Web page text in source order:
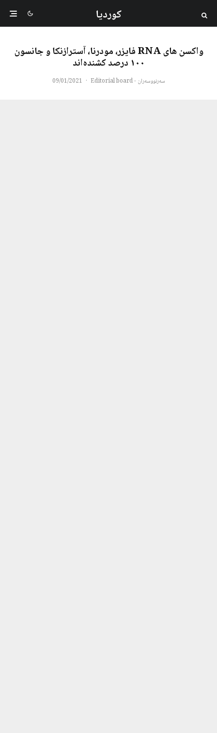
کوردیا
واکسن های RNA فایزر، مودرنا، آسترازنکا و جانسون
١٠٠ درصد کشندەاند
سەرنووسەران - Editorial board ·
09/01/2021